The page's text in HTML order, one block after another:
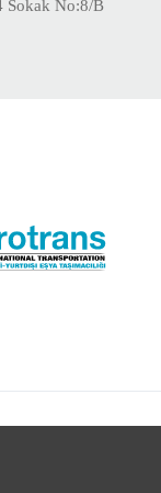
Sokak No:8/B